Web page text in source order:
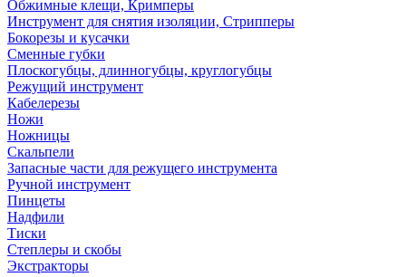
Обжимные клещи, Кримперы
Инструмент для снятия изоляции, Стрипперы
Бокорезы и кусачки
Сменные губки
Плоскогубцы, длинногубцы, круглогубцы
Режущий инструмент
Кабелерезы
Ножи
Ножницы
Скальпели
Запасные части для режущего инструмента
Ручной инструмент
Пинцеты
Надфили
Тиски
Степлеры и скобы
Экстракторы